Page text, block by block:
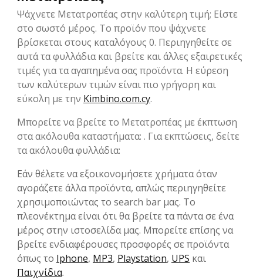
Ψάχνετε Μετατροπέας στην καλύτερη τιμή; Είστε
στο σωστό μέρος. Το προϊόν που ψάχνετε
βρίσκεται στους καταλόγους 0. Περιηγηθείτε σε
αυτά τα φυλλάδια και βρείτε και άλλες εξαιρετικές
τιμές για τα αγαπημένα σας προϊόντα. Η εύρεση
των καλύτερων τιμών είναι πιο γρήγορη και
εύκολη με την Kimbino.com.cy.
Μπορείτε να βρείτε το Μετατροπέας με έκπτωση
στα ακόλουθα καταστήματα: . Για εκπτώσεις, δείτε
τα ακόλουθα φυλλάδια:
Εάν θέλετε να εξοικονομήσετε χρήματα όταν
αγοράζετε άλλα προϊόντα, απλώς περιηγηθείτε
χρησιμοποιώντας το search bar μας. Το
πλεονέκτημα είναι ότι θα βρείτε τα πάντα σε ένα
μέρος στην ιστοσελίδα μας. Μπορείτε επίσης να
βρείτε ενδιαφέρουσες προσφορές σε προϊόντα
όπως το Iphone, MP3, Playstation, UPS και
Παιχνίδια.